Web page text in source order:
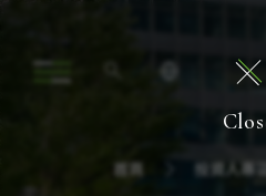
首頁 投資人專區